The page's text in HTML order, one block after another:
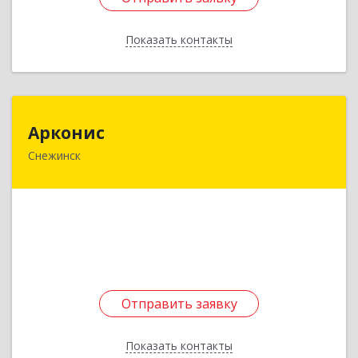
Показать контакты
Назад
Арконис
Снежинск
Отправить заявку
Показать контакты
Отправить заявку
Назад